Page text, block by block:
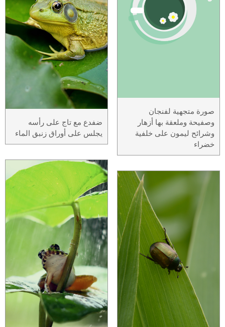
صورة متجهية لفنجان
وصفيحة وملعقة بها أزهار
وشرائح ليمون على خلفية
خضراء
ضفدع مع تاج على رأسه
يجلس على أوراق زنبق الماء